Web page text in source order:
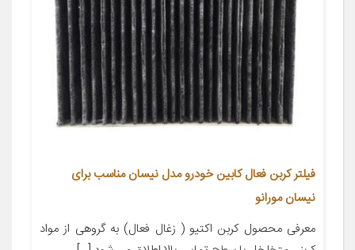
فیلتر کربن فعال کابین خودرو مدل نیسان مناسب برای
نیسان مورانو
معرفی محصول کربن اکتیو ( زغال فعال) به گروهی از مواد